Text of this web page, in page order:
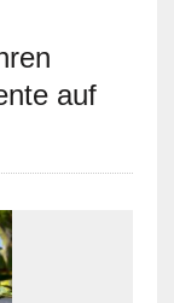
auf